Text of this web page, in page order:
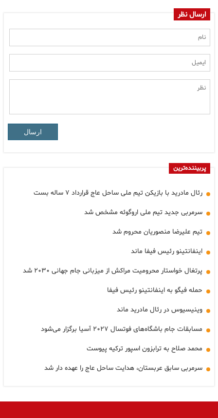
ارسال نظر
ارسال
پربیننده‌ترین
رئال مادرید با بازیکن تیم ملی ساحل عاج قرارداد ۷ ساله بست
سرمربی جدید تیم ملی اروگوئه مشخص شد
تیم علیرضا منصوریان محروم شد
اینفانتینو رئیس فیفا ماند
پرتغال خواستار محرومیت مراکش از میزبانی جام جهانی ۲۰۳۰ شد
حمله فیگو به اینفانتینو رئیس فیفا
وینیسیوس در رئال مادرید ماند
مسابقات جام باشگاه‌های فوتسال ۲۰۲۷ آسیا برگزار می‌شود
محمد صلاح به ترابزون اسپور ترکیه پیوست
سرمربی سابق عربستان، هدایت ساحل عاج را عهده دار شد